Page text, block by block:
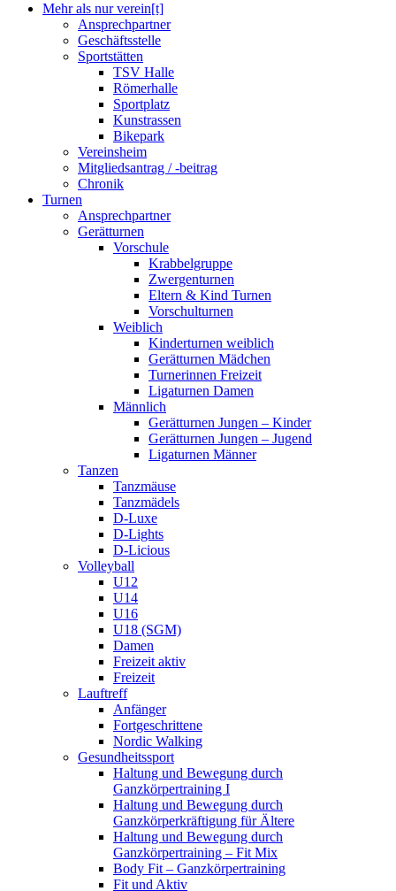
Mehr als nur verein[t]
Ansprechpartner
Geschäftsstelle
Sportstätten
TSV Halle
Römerhalle
Sportplatz
Kunstrassen
Bikepark
Vereinsheim
Mitgliedsantrag / -beitrag
Chronik
Turnen
Ansprechpartner
Gerätturnen
Vorschule
Krabbelgruppe
Zwergenturnen
Eltern & Kind Turnen
Vorschulturnen
Weiblich
Kinderturnen weiblich
Gerätturnen Mädchen
Turnerinnen Freizeit
Ligaturnen Damen
Männlich
Gerätturnen Jungen – Kinder
Gerätturnen Jungen – Jugend
Ligaturnen Männer
Tanzen
Tanzmäuse
Tanzmädels
D-Luxe
D-Lights
D-Licious
Volleyball
U12
U14
U16
U18 (SGM)
Damen
Freizeit aktiv
Freizeit
Lauftreff
Anfänger
Fortgeschrittene
Nordic Walking
Gesundheitssport
Haltung und Bewegung durch
Ganzkörpertraining I
Haltung und Bewegung durch
Ganzkörperkräftigung für Ältere
Haltung und Bewegung durch
Ganzkörpertraining – Fit Mix
Body Fit – Ganzkörpertraining
Fit und Aktiv